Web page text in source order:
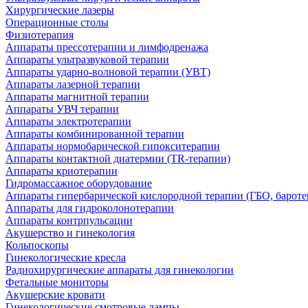
Хирургические лазеры
Операционные столы
Физиотерапия
Аппараты прессотерапии и лимфодренажа
Аппараты ультразвуковой терапии
Аппараты ударно-волновой терапии (УВТ)
Аппараты лазерной терапии
Аппараты магнитной терапии
Аппараты УВЧ терапии
Аппараты электротерапии
Аппараты комбинированной терапии
Аппараты нормобарической гипокситерапии
Аппараты контактной диатермии (TR-терапии)
Аппараты криотерапии
Гидромассажное оборудование
Аппараты гипербарической кислородной терапии (ГБО,
Аппараты для гидроколонотерапии
Аппараты контрпульсации
Акушерство и гинекология
Кольпоскопы
Гинекологические кресла
Радиохирургические аппараты для гинекологии
Фетальные мониторы
Акушерские кровати